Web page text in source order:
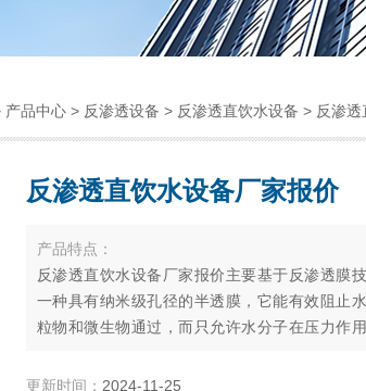
产品中心 > 反渗透设备 > 反渗透直饮水设备 > 反渗透
反渗透直饮水设备厂家报价
产品特点：
反渗透直饮水设备厂家报价主要基于反渗透膜
一种具有纳米级孔径的半透膜，它能有效阻止
粒物和微生物通过，而只允许水分子在压力作
等），去除大部分悬浮物、余氯等，然后进入反
更新时间： 2024-11-25